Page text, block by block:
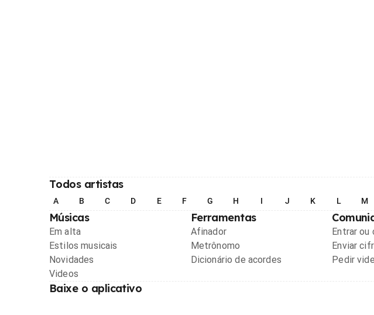
Todos artistas
A B C D E F G H I J K L M
Músicas
Em alta
Estilos musicais
Novidades
Videos
Ferramentas
Afinador
Metrônomo
Dicionário de acordes
Entrar ou
Enviar
Pedir
Baixe o aplicativo